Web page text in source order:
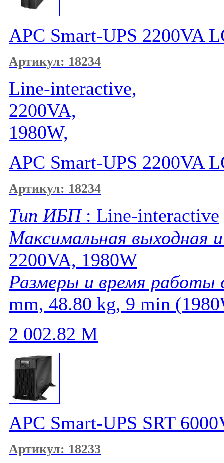
APC Smart-UPS 2200VA
Артикул: 18234
Line-interactive,
2200VA,
1980W,
APC Smart-UPS 2200VA
Артикул: 18234
Тип ИБП: Line-interactive
Максимальная выходная
2200VA, 1980W
Размеры и время работы
mm, 48.80 kg, 9 min
2 002.82 M
APC Smart-UPS SRT
Артикул: 18233